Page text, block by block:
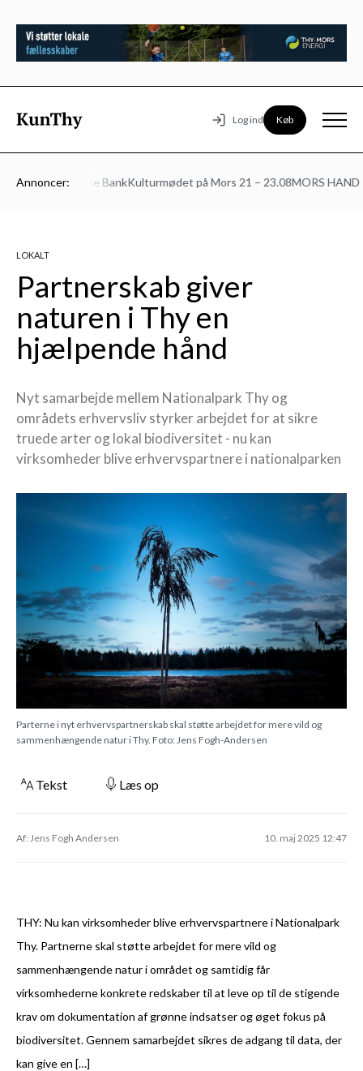
Log ind Køb
Annoncer:Jyske BankKulturmødet på Mors 21 – 23.08MORS
LOKALT
Partnerskab giver
naturen i Thy en
hjælpende hånd
Nyt samarbejde mellem Nationalpark Thy og
områdets erhvervsliv styrker arbejdet for at sikre
truede arter og lokal biodiversitet - nu kan
virksomheder blive erhvervspartnere i nationalparken
Parterne i nyt erhvervspartnerskab skal støtte arbejdet for mere vild og
sammenhængende natur i Thy. Foto: Jens Fogh-Andersen
Tekst Læs op
Af: Jens Fogh Andersen 10. maj 2025 12:47
THY: Nu kan virksomheder blive erhvervspartnere i Nationalpark
Thy. Partnerne skal støtte arbejdet for mere vild og
sammenhængende natur i området og samtidig får
virksomhederne konkrete redskaber til at leve op til de stigende
krav om dokumentation af grønne indsatser og øget fokus på
biodiversitet. Gennem samarbejdet sikres de adgang til data, der
kan give en […]